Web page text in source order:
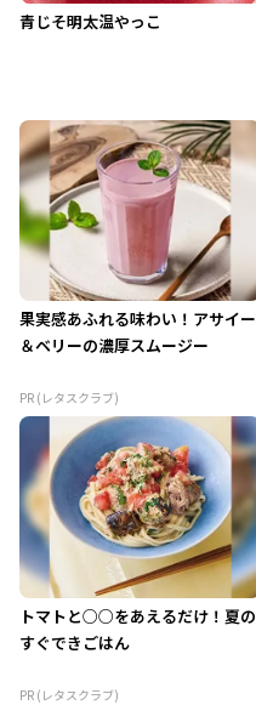
青じそ明太温やっこ
果実感あふれる味わい！アサイー
＆ベリーの濃厚スムージー
PR (レタスクラブ)
トマトと○○をあえるだけ！夏の
すぐできごはん
PR (レタスクラブ)